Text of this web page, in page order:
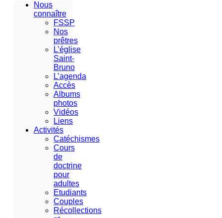
Nous
connaître
FSSP
Nos
prêtres
L’église
Saint-
Bruno
L’agenda
Accès
Albums
photos
Vidéos
Liens
Activités
Catéchismes
Cours
de
doctrine
pour
adultes
Etudiants
Couples
Récollections